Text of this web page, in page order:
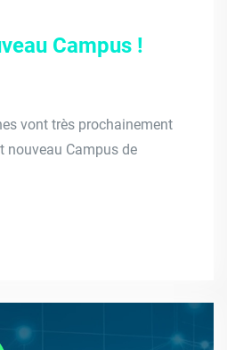
Campus !
vont très prochainement
nouveau Campus de